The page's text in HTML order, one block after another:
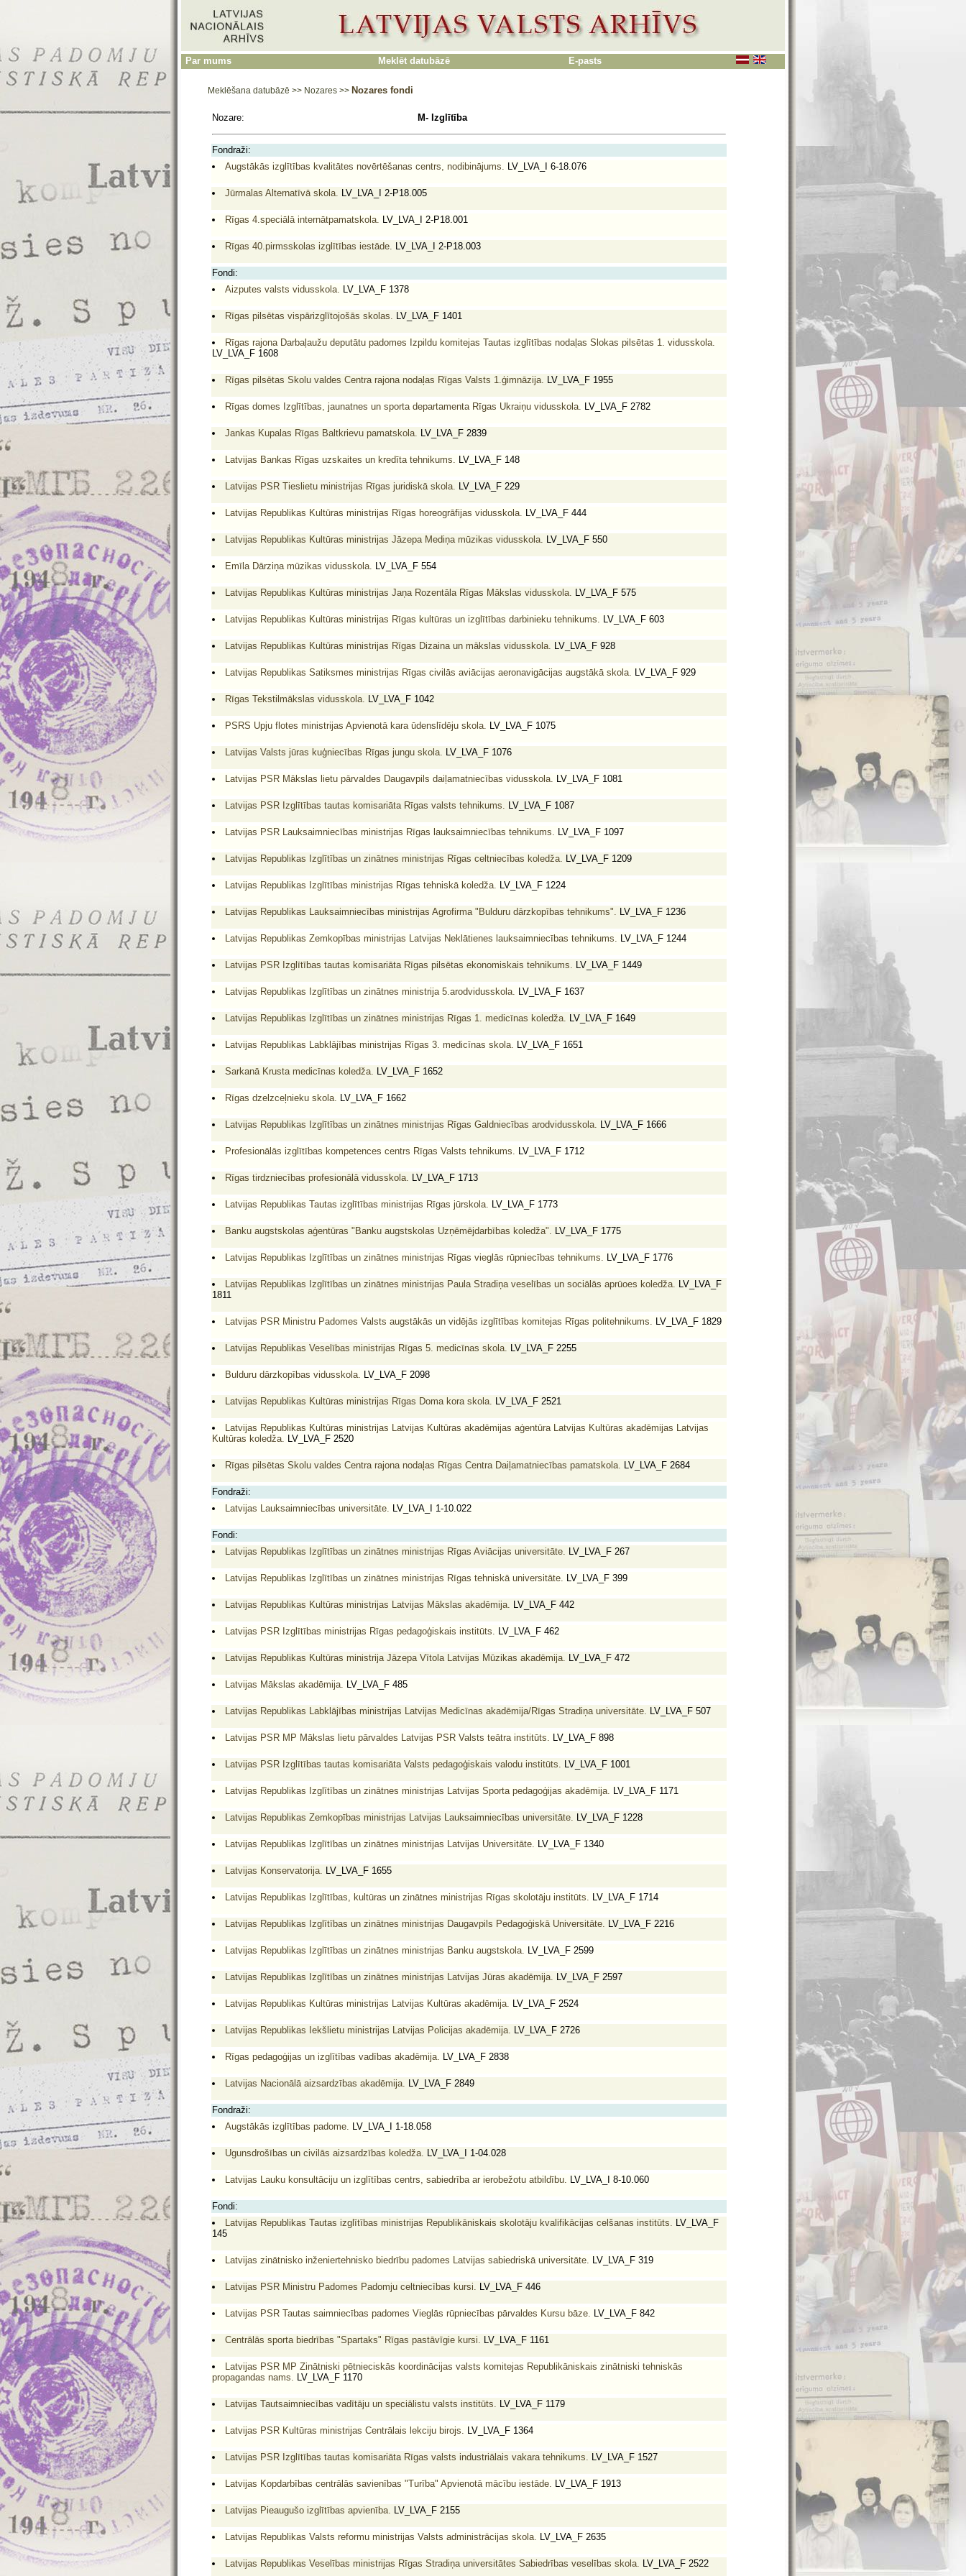
Par mums Meklēt datubāzē E-pasts
Meklēšana datubāzē >> Nozares >> Nozares fondi
Nozare: M- Izglītība
Fondraži:
Augstākās izglītības kvalitātes novērtēšanas centrs, nodibinājums. LV_LVA_I 6-18.076
Jūrmalas Alternatīvā skola. LV_LVA_I 2-P18.005
Rīgas 4.speciālā internātpamatskola. LV_LVA_I 2-P18.001
Rīgas 40.pirmsskolas izglītības iestāde. LV_LVA_I 2-P18.003
Fondi:
Aizputes valsts vidusskola. LV_LVA_F 1378
Rīgas pilsētas vispārizglītojošās skolas. LV_LVA_F 1401
Rīgas rajona Darbaļaužu deputātu padomes Izpildu komitejas Tautas izglītības nodaļas Slokas pilsētas 1. vidusskola.
LV_LVA_F 1608
Rīgas pilsētas Skolu valdes Centra rajona nodaļas Rīgas Valsts 1.ģimnāzija. LV_LVA_F 1955
Rīgas domes Izglītības, jaunatnes un sporta departamenta Rīgas Ukraiņu vidusskola. LV_LVA_F 2782
Jankas Kupalas Rīgas Baltkrievu pamatskola. LV_LVA_F 2839
Latvijas Bankas Rīgas uzskaites un kredīta tehnikums. LV_LVA_F 148
Latvijas PSR Tieslietu ministrijas Rīgas juridiskā skola. LV_LVA_F 229
Latvijas Republikas Kultūras ministrijas Rīgas horeogrāfijas vidusskola. LV_LVA_F 444
Latvijas Republikas Kultūras ministrijas Jāzepa Mediņa mūzikas vidusskola. LV_LVA_F 550
Emīla Dārziņa mūzikas vidusskola. LV_LVA_F 554
Latvijas Republikas Kultūras ministrijas Jaņa Rozentāla Rīgas Mākslas vidusskola. LV_LVA_F 575
Latvijas Republikas Kultūras ministrijas Rīgas kultūras un izglītības darbinieku tehnikums. LV_LVA_F 603
Latvijas Republikas Kultūras ministrijas Rīgas Dizaina un mākslas vidusskola. LV_LVA_F 928
Latvijas Republikas Satiksmes ministrijas Rīgas civilās aviācijas aeronavigācijas augstākā skola. LV_LVA_F 929
Rīgas Tekstilmākslas vidusskola. LV_LVA_F 1042
PSRS Upju flotes ministrijas Apvienotā kara ūdenslīdēju skola. LV_LVA_F 1075
Latvijas Valsts jūras kuģniecības Rīgas jungu skola. LV_LVA_F 1076
Latvijas PSR Mākslas lietu pārvaldes Daugavpils daiļamatniecības vidusskola. LV_LVA_F 1081
Latvijas PSR Izglītības tautas komisariāta Rīgas valsts tehnikums. LV_LVA_F 1087
Latvijas PSR Lauksaimniecības ministrijas Rīgas lauksaimniecības tehnikums. LV_LVA_F 1097
Latvijas Republikas Izglītības un zinātnes ministrijas Rīgas celtniecības koledža. LV_LVA_F 1209
Latvijas Republikas Izglītības ministrijas Rīgas tehniskā koledža. LV_LVA_F 1224
Latvijas Republikas Lauksaimniecības ministrijas Agrofirma "Bulduru dārzkopības tehnikums". LV_LVA_F 1236
Latvijas Republikas Zemkopības ministrijas Latvijas Neklātienes lauksaimniecības tehnikums. LV_LVA_F 1244
Latvijas PSR Izglītības tautas komisariāta Rīgas pilsētas ekonomiskais tehnikums. LV_LVA_F 1449
Latvijas Republikas Izglītības un zinātnes ministrija 5.arodvidusskola. LV_LVA_F 1637
Latvijas Republikas Izglītības un zinātnes ministrijas Rīgas 1. medicīnas koledža. LV_LVA_F 1649
Latvijas Republikas Labklājības ministrijas Rīgas 3. medicīnas skola. LV_LVA_F 1651
Sarkanā Krusta medicīnas koledža. LV_LVA_F 1652
Rīgas dzelzceļnieku skola. LV_LVA_F 1662
Latvijas Republikas Izglītības un zinātnes ministrijas Rīgas Galdniecības arodvidusskola. LV_LVA_F 1666
Profesionālās izglītības kompetences centrs Rīgas Valsts tehnikums. LV_LVA_F 1712
Rīgas tirdzniecības profesionālā vidusskola. LV_LVA_F 1713
Latvijas Republikas Tautas izglītības ministrijas Rīgas jūrskola. LV_LVA_F 1773
Banku augstskolas aģentūras "Banku augstskolas Uzņēmējdarbības koledža". LV_LVA_F 1775
Latvijas Republikas Izglītības un zinātnes ministrijas Rīgas vieglās rūpniecības tehnikums. LV_LVA_F 1776
Latvijas Republikas Izglītības un zinātnes ministrijas Paula Stradiņa veselības un sociālās aprūoes koledža. LV_LVA_F
1811
Latvijas PSR Ministru Padomes Valsts augstākās un vidējās izglītības komitejas Rīgas politehnikums. LV_LVA_F 1829
Latvijas Republikas Veselības ministrijas Rīgas 5. medicīnas skola. LV_LVA_F 2255
Bulduru dārzkopības vidusskola. LV_LVA_F 2098
Latvijas Republikas Kultūras ministrijas Rīgas Doma kora skola. LV_LVA_F 2521
Latvijas Republikas Kultūras ministrijas Latvijas Kultūras akadēmijas aģentūra Latvijas Kultūras akadēmijas Latvijas
Kultūras koledža. LV_LVA_F 2520
Rīgas pilsētas Skolu valdes Centra rajona nodaļas Rīgas Centra Daiļamatniecības pamatskola. LV_LVA_F 2684
Fondraži:
Latvijas Lauksaimniecības universitāte. LV_LVA_I 1-10.022
Fondi:
Latvijas Republikas Izglītības un zinātnes ministrijas Rīgas Aviācijas universitāte. LV_LVA_F 267
Latvijas Republikas Izglītības un zinātnes ministrijas Rīgas tehniskā universitāte. LV_LVA_F 399
Latvijas Republikas Kultūras ministrijas Latvijas Mākslas akadēmija. LV_LVA_F 442
Latvijas PSR Izglītības ministrijas Rīgas pedagoģiskais institūts. LV_LVA_F 462
Latvijas Republikas Kultūras ministrija Jāzepa Vītola Latvijas Mūzikas akadēmija. LV_LVA_F 472
Latvijas Mākslas akadēmija. LV_LVA_F 485
Latvijas Republikas Labklājības ministrijas Latvijas Medicīnas akadēmija/Rīgas Stradiņa universitāte. LV_LVA_F 507
Latvijas PSR MP Mākslas lietu pārvaldes Latvijas PSR Valsts teātra institūts. LV_LVA_F 898
Latvijas PSR Izglītības tautas komisariāta Valsts pedagoģiskais valodu institūts. LV_LVA_F 1001
Latvijas Republikas Izglītības un zinātnes ministrijas Latvijas Sporta pedagoģijas akadēmija. LV_LVA_F 1171
Latvijas Republikas Zemkopības ministrijas Latvijas Lauksaimniecības universitāte. LV_LVA_F 1228
Latvijas Republikas Izglītības un zinātnes ministrijas Latvijas Universitāte. LV_LVA_F 1340
Latvijas Konservatorija. LV_LVA_F 1655
Latvijas Republikas Izglītības, kultūras un zinātnes ministrijas Rīgas skolotāju institūts. LV_LVA_F 1714
Latvijas Republikas Izglītības un zinātnes ministrijas Daugavpils Pedagoģiskā Universitāte. LV_LVA_F 2216
Latvijas Republikas Izglītības un zinātnes ministrijas Banku augstskola. LV_LVA_F 2599
Latvijas Republikas Izglītības un zinātnes ministrijas Latvijas Jūras akadēmija. LV_LVA_F 2597
Latvijas Republikas Kultūras ministrijas Latvijas Kultūras akadēmija. LV_LVA_F 2524
Latvijas Republikas Iekšlietu ministrijas Latvijas Policijas akadēmija. LV_LVA_F 2726
Rīgas pedagoģijas un izglītības vadības akadēmija. LV_LVA_F 2838
Latvijas Nacionālā aizsardzības akadēmija. LV_LVA_F 2849
Fondraži:
Augstākās izglītības padome. LV_LVA_I 1-18.058
Ugunsdrošības un civilās aizsardzības koledža. LV_LVA_I 1-04.028
Latvijas Lauku konsultāciju un izglītības centrs, sabiedrība ar ierobežotu atbildību. LV_LVA_I 8-10.060
Fondi:
Latvijas Republikas Tautas izglītības ministrijas Republikāniskais skolotāju kvalifikācijas celšanas institūts. LV_LVA_F
145
Latvijas zinātnisko inženiertehnisko biedrību padomes Latvijas sabiedriskā universitāte. LV_LVA_F 319
Latvijas PSR Ministru Padomes Padomju celtniecības kursi. LV_LVA_F 446
Latvijas PSR Tautas saimniecības padomes Vieglās rūpniecības pārvaldes Kursu bāze. LV_LVA_F 842
Centrālās sporta biedrības "Spartaks" Rīgas pastāvīgie kursi. LV_LVA_F 1161
Latvijas PSR MP Zinātniski pētnieciskās koordinācijas valsts komitejas Republikāniskais zinātniski tehniskās
propagandas nams. LV_LVA_F 1170
Latvijas Tautsaimniecības vadītāju un speciālistu valsts institūts. LV_LVA_F 1179
Latvijas PSR Kultūras ministrijas Centrālais lekciju birojs. LV_LVA_F 1364
Latvijas PSR Izglītības tautas komisariāta Rīgas valsts industriālais vakara tehnikums. LV_LVA_F 1527
Latvijas Kopdarbības centrālās savienības "Turība" Apvienotā mācību iestāde. LV_LVA_F 1913
Latvijas Pieaugušo izglītības apvienība. LV_LVA_F 2155
Latvijas Republikas Valsts reformu ministrijas Valsts administrācijas skola. LV_LVA_F 2635
Latvijas Republikas Veselības ministrijas Rīgas Stradiņa universitātes Sabiedrības veselības skola. LV_LVA_F 2522